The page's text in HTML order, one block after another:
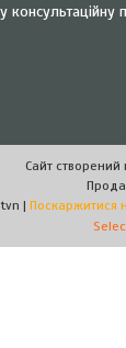
Сайт створений
SkyMarketvn | Поскаржитися